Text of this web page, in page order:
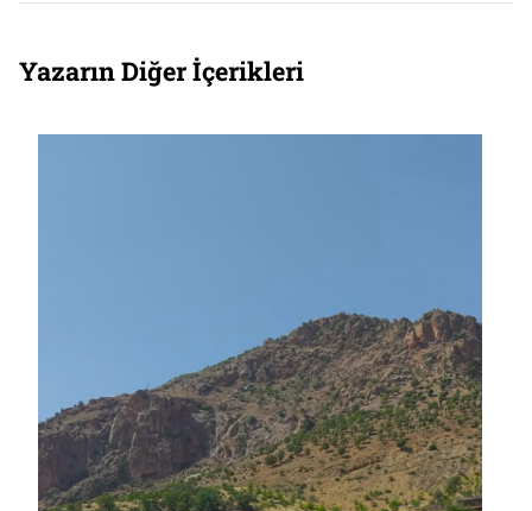
Yazarın Diğer İçerikleri